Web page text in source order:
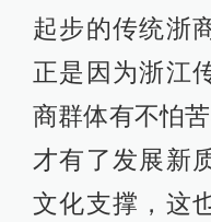
起步的传统浙
正是因为浙江
商群体有不怕苦
才有了发展新
文化支撑，这